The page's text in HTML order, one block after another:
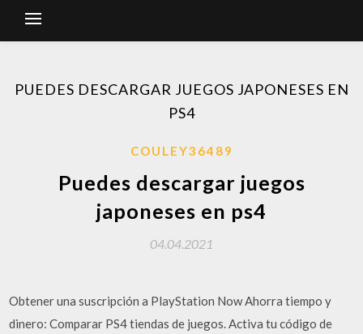
PUEDES DESCARGAR JUEGOS JAPONESES EN
PS4
COULEY36489
Puedes descargar juegos
japoneses en ps4
04.04.2021
Obtener una suscripción a PlayStation Now Ahorra tiempo y
dinero: Comparar PS4 tiendas de juegos. Activa tu código de